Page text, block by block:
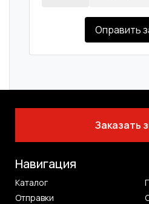
Оправить
Заказать
Навигация
Каталог
Отправки